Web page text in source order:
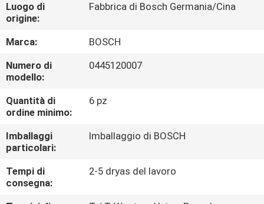
GIRO
DELLA
FABBRICA
CONTROLLO
DI
QUALITÀ
CONTATTICI
Luogo di
origine:
Fabbrica di Bosch Germania/Cina
Marca:
BOSCH
Numero di
modello:
0445120007
Quantità di
ordine minimo:
6 pz
Imballaggi
particolari:
Imballaggio di BOSCH
Tempi di
consegna:
2-5 dryas del lavoro